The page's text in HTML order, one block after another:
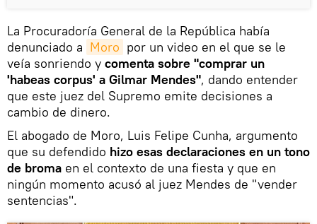
La Procuradoría General de la República había
denunciado a Moro por un video en el que se le
veía sonriendo y comenta sobre "comprar un
'habeas corpus' a Gilmar Mendes", dando entender
que este juez del Supremo emite decisiones a
cambio de dinero.
El abogado de Moro, Luis Felipe Cunha, argumento
que su defendido hizo esas declaraciones en un tono
de broma en el contexto de una fiesta y que en
ningún momento acusó al juez Mendes de "vender
sentencias".